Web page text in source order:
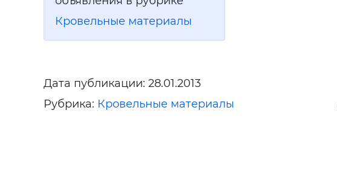
Кровельные материалы
Дата публикации: 28.01.2013
Рубрика: Кровельные материалы